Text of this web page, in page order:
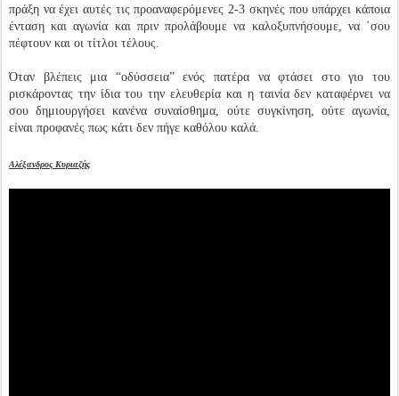
πράξη να έχει αυτές τις προαναφερόμενες 2-3 σκηνές που υπάρχει κάποια
ένταση και αγωνία και πριν προλάβουμε να καλοξυπνήσουμε, να ΄σου
πέφτουν και οι τίτλοι τέλους.
Όταν βλέπεις μια “οδύσσεια” ενός πατέρα να φτάσει στο γιο του
ρισκάροντας την ίδια του την ελευθερία και η ταινία δεν καταφέρνει να
σου δημιουργήσει κανένα συναίσθημα, ούτε συγκίνηση, ούτε αγωνία,
είναι προφανές πως κάτι δεν πήγε καθόλου καλά.
Αλέξανδρος Κυριαζής